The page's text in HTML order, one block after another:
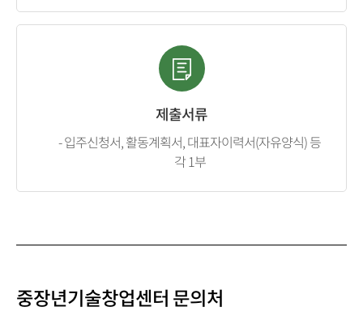
제출서류
- 입주신청서, 활동계획서, 대표자이력서(자유양식) 등
각 1부
중장년기술창업센터 문의처